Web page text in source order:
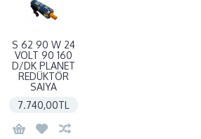
S 62 90 W 24
VOLT 90 160
D/DK PLANET
REDÜKTÖR
SAIYA
7.740,00TL